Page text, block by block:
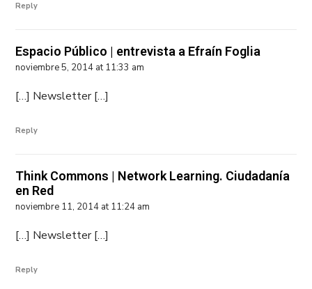
Reply
Espacio Público | entrevista a Efraín Foglia
noviembre 5, 2014 at 11:33 am
[…] Newsletter […]
Reply
Think Commons | Network Learning. Ciudadanía
en Red
noviembre 11, 2014 at 11:24 am
[…] Newsletter […]
Reply